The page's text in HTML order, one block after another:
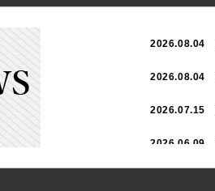
2026.08.04
2026.08.04
2026.07.15
2026.06.09